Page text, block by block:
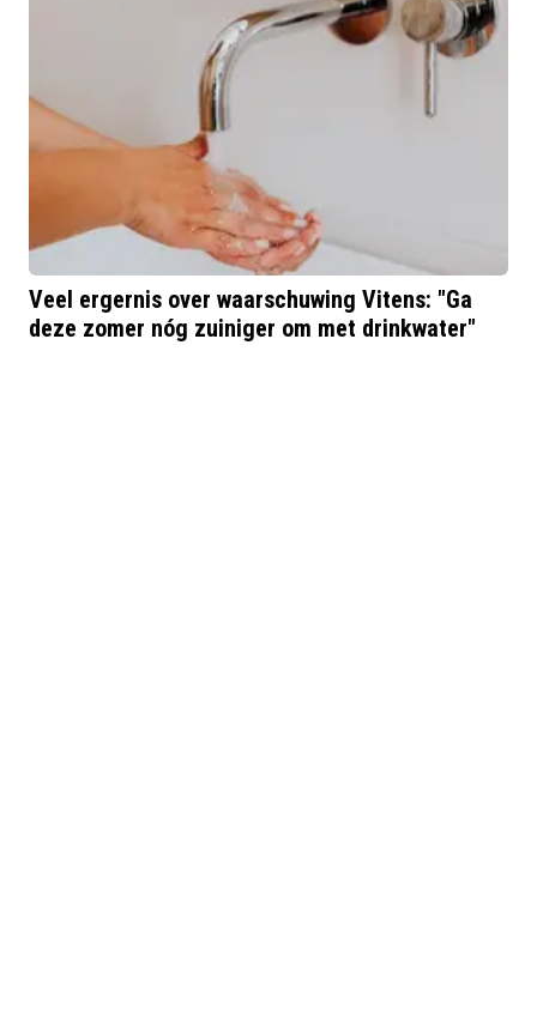
Veel ergernis over waarschuwing Vitens: "Ga
deze zomer nóg zuiniger om met drinkwater"